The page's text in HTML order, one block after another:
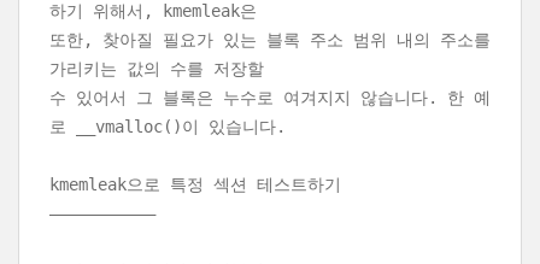
하기 위해서, kmemleak은
또한, 찾아질 필요가 있는 블록 주소 범위 내의 주소를
가리키는 값의 수를 저장할
수 있어서 그 블록은 누수로 여겨지지 않습니다. 한 예
로 __vmalloc()이 있습니다.
kmemleak으로 특정 섹션 테스트하기
———————————